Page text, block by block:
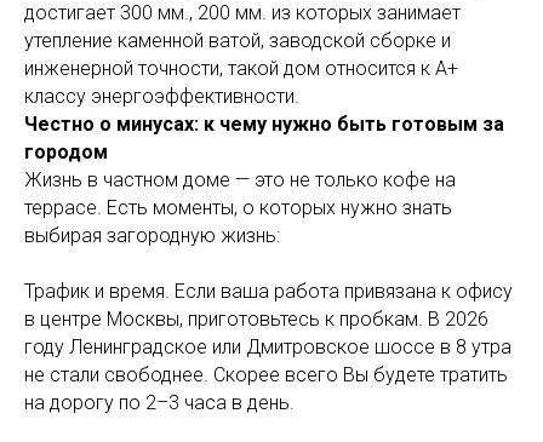
достигает 300 мм., 200 мм. из которых занимает
утепление каменной ватой, заводской сборке и
инженерной точности, такой дом относится к А+
классу энергоэффективности.
Честно о минусах: к чему нужно быть готовым за
городом
Жизнь в частном доме — это не только кофе на
террасе. Есть моменты, о которых нужно знать
выбирая загородную жизнь:
Трафик и время. Если ваша работа привязана к офису
в центре Москвы, приготовьтесь к пробкам. В 2026
году Ленинградское или Дмитровское шоссе в 8 утра
не стали свободнее. Скорее всего Вы будете тратить
на дорогу по 2–3 часа в день.